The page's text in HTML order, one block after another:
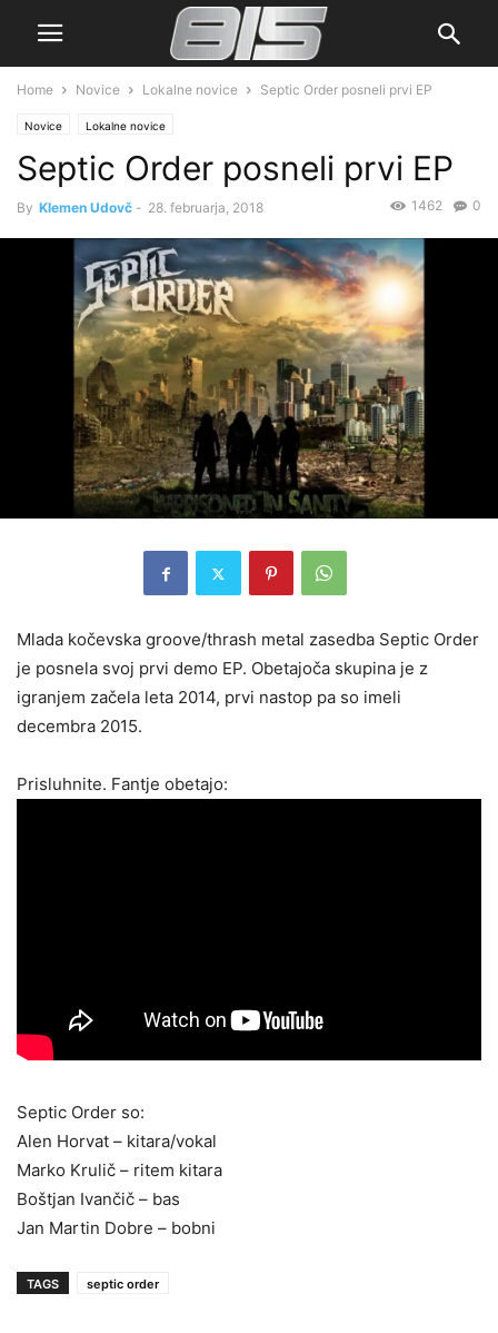
Home Novice Lokalne novice Septic Order posneli prvi EP
Novice Lokalne novice
Septic Order posneli prvi EP
By Klemen Udovč - 28. februarja, 2018 0
1462
Mlada kočevska groove/thrash metal zasedba Septic Order
je posnela svoj prvi demo EP. Obetajoča skupina je z
igranjem začela leta 2014, prvi nastop pa so imeli
decembra 2015.
Prisluhnite. Fantje obetajo:
Septic Order so:
Alen Horvat – kitara/vokal
Marko Krulič – ritem kitara
Boštjan Ivančič – bas
Jan Martin Dobre – bobni
TAGS septic order